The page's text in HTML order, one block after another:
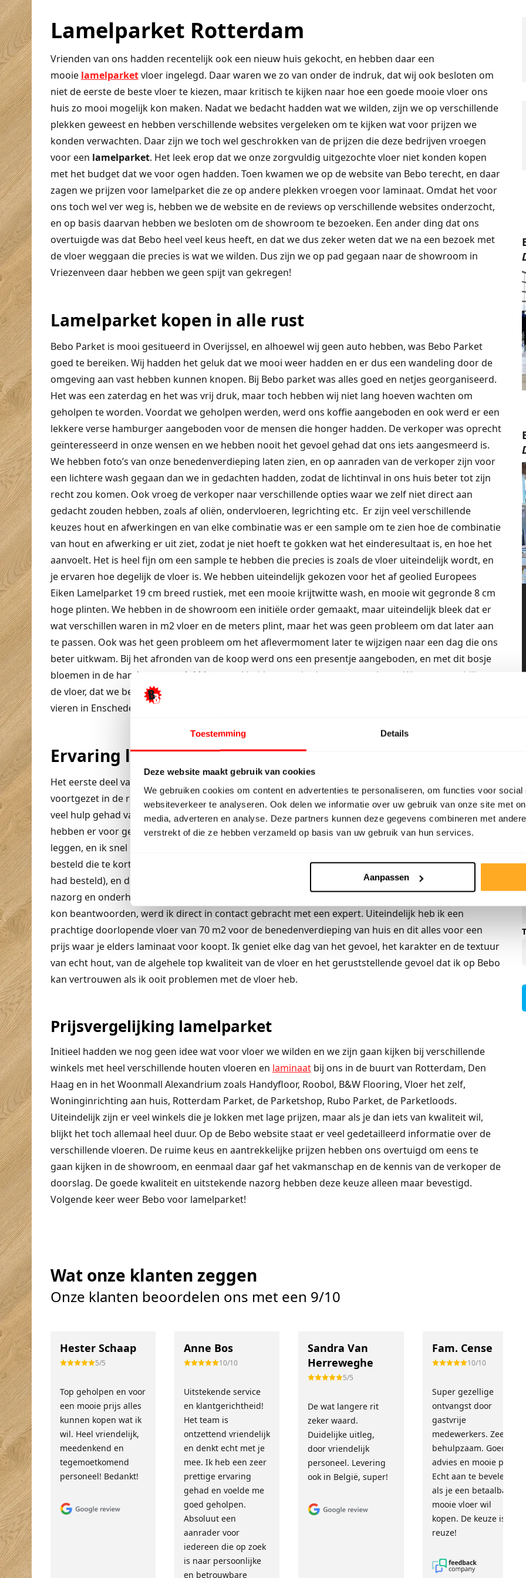
Toestemming Details
Deze website maakt gebruik van cookies
We gebruiken cookies om content en advertenties te personaliseren, om functies voor social
websiteverkeer te analyseren. Ook delen we informatie over uw gebruik van onze site met
media, adverteren en analyse. Deze partners kunnen deze gegevens combineren met
verstrekt of die ze hebben verzameld op basis van uw gebruik van hun services.
Aanpassen
Lamelparket Rotterdam
Vrienden van ons hadden recentelijk ook een nieuw huis gekocht, en hebben daar een
mooie lamelparketvloer ingelegd. Daar waren we zo van onder de indruk, dat wij ook besloten om
niet de eerste de beste vloer te kiezen, maar kritisch te kijken naar hoe een goede mooie vloer ons
huis zo mooi mogelijk kon maken. Nadat we bedacht hadden wat we wilden, zijn we op verschillende
plekken geweest en hebben verschillende websites vergeleken om te kijken wat voor prijzen we
konden verwachten. Daar zijn we toch wel geschrokken van de prijzen die deze bedrijven vroegen
voor een lamelparket. Het leek erop dat we onze zorgvuldig uitgezochte vloer niet konden kopen
met het budget dat we voor ogen hadden. Toen kwamen we op de website van Bebo terecht, en daar
zagen we prijzen voor lamelparket die ze op andere plekken vroegen voor laminaat. Omdat het voor
ons toch wel ver weg is, hebben we de website en de reviews op verschillende websites onderzocht,
en op basis daarvan hebben we besloten om de showroom te bezoeken. Een ander ding dat ons
overtuigde was dat Bebo heel veel keus heeft, en dat we dus zeker weten dat we na een bezoek met
de vloer weggaan die precies is wat we wilden. Dus zijn we op pad gegaan naar de showroom in
Vriezenveen daar hebben we geen spijt van gekregen!
Lamelparket kopen in alle rust
Bebo Parket is mooi gesitueerd in Overijssel, en alhoewel wij geen auto hebben, was Bebo Parket
goed te bereiken. Wij hadden het geluk dat we mooi weer hadden en er dus een wandeling door de
omgeving aan vast hebben kunnen knopen. Bij Bebo parket was alles goed en netjes georganiseerd.
Het was een zaterdag en het was vrij druk, maar toch hebben wij niet lang hoeven wachten om
geholpen te worden. Voordat we geholpen werden, werd ons koffie aangeboden en ook werd er een
lekkere verse hamburger aangeboden voor de mensen die honger hadden. De verkoper was oprecht
geïnteresseerd in onze wensen en we hebben nooit het gevoel gehad dat ons iets aangesmeerd is.
We hebben foto’s van onze benedenverdieping laten zien, en op aanraden van de verkoper zijn voor
een lichtere wash gegaan dan we in gedachten hadden, zodat de lichtinval in ons huis beter tot zijn
recht zou komen. Ook vroeg de verkoper naar verschillende opties waar we zelf niet direct aan
gedacht zouden hebben, zoals af oliën, ondervloeren, legrichting etc. Er zijn veel verschillende
keuzes hout en afwerkingen en van elke combinatie was er een sample om te zien hoe de combinatie
van hout en afwerking er uit ziet, zodat je niet hoeft te gokken wat het einderesultaat is, en hoe het
aanvoelt. Het is heel fijn om een sample te hebben die precies is zoals de vloer uiteindelijk wordt, en
je ervaren hoe degelijk de vloer is. We hebben uiteindelijk gekozen voor het af geolied Europees
Eiken Lamelparket 19 cm breed rustiek, met een mooie krijtwitte wash, en mooie wit gegronde 8 cm
hoge plinten. We hebben in de showroom een initiële order gemaakt, maar uiteindelijk bleek dat er
wat verschillen waren in m2 vloer en de meters plint, maar het was geen probleem om dat later aan
te passen. Ook was het geen probleem om het aflevermoment later te wijzigen naar een dag die ons
beter uitkwam. Bij het afronden van de koop werd ons een presentje aangeboden, en met dit bosje
bloemen in de hand en een gelukkig gevoel hebben we de showroom verlaten. We waren zo blij met
de vloer, dat we besloten hebben onze reis te verlengen en de aankoop van onze vloer nog verder te
vieren in Enschede.
Ervaring lamelparket
Het eerste deel van de aankoop was al een goede ervaring en dit gevoel heeft zich alleen maar
voortgezet in de rest van het proces. Dit is de eerste keer dat ik zelf een vloer leg, en daarbij heb ik
veel hulp gehad van
Beboparket. De duidelijke bijgeleverde instructies en de tips van de verkoper
hebben er voor gezorgd dat ik (met wat hulp van vrienden en familie) de vloer snel heb kunnen
leggen, en ik snel beschikking had over mijn huis mét een mooie vloer. Ik had per ongeluk plinten
besteld die te kort waren voor mijn plan (ik had 12cm hoge plinten nodig, terwijl ik 8cm hoge plinten
had besteld), en deze heb ik heel makkelijk bij Bebo om kunnen wisselen. Ook enkele vragen over de
nazorg en onderhoud werden snel beantwoord en bij een enkele vraag over de vloer die Bebo niet
kon beantwoorden, werd ik direct in contact gebracht met een expert. Uiteindelijk heb ik een
prachtige doorlopende vloer van 70 m2 voor de benedenverdieping van huis en dit alles voor een
prijs waar je elders laminaat voor koopt. Ik geniet elke dag van het gevoel, het karakter en de textuur
van echt hout, van de algehele top kwaliteit van de vloer en het geruststellende gevoel dat ik op Bebo
kan vertrouwen als ik ooit problemen met de vloer heb.
Prijsvergelijking lamelparket
Initieel hadden we nog geen idee wat voor vloer we wilden en we zijn gaan kijken bij verschillende
winkels met heel verschillende houten vloeren en laminaatbij ons in de buurt van Rotterdam, Den
Haag en in het Woonmall Alexandrium zoals Handyfloor, Roobol, B&W Flooring, Vloer het zelf,
Woninginrichting aan huis, Rotterdam Parket, de Parketshop, Rubo Parket, de Parketloods.
Uiteindelijk zijn er veel winkels die je lokken met lage prijzen, maar als je dan iets van kwaliteit wil,
blijkt het toch allemaal heel duur. Op de Bebo website staat er veel gedetailleerd informatie over de
verschillende vloeren. De ruime keus en aantrekkelijke prijzen hebben ons overtuigd om eens te
gaan kijken in de showroom, en eenmaal daar gaf het vakmanschap en de kennis van de verkoper de
doorslag. De goede kwaliteit en uitstekende nazorg hebben deze keuze alleen maar bevestigd.
Volgende keer weer Bebo voor lamelparket!
Wat onze klanten zeggen
Onze klanten beoordelen ons met een 9/10
Hester Schaap
5/5
Top geholpen en voor
een mooie prijs alles
kunnen kopen wat ik
wil. Heel vriendelijk,
meedenkend en
tegemoetkomend
personeel! Bedankt!
Anne Bos
10/10
Uitstekende service
en klantgerichtheid!
Het team is
ontzettend vriendelijk
en denkt echt met je
mee. Ik heb een zeer
prettige ervaring
gehad en voelde me
goed geholpen.
Absoluut een
aanrader voor
iedereen die op zoek
is naar persoonlijke
en betrouwbare
Sandra Van
Herreweghe
5/5
De wat langere rit
zeker waard.
Duidelijke uitleg,
door vriendelijk
personeel. Levering
ook in België, super!
Fam. Cense
10/10
Super gezellige
ontvangst door
gastvrije
medewerkers. Zeer
behulpzaam. Goed
advies en mooie prijs.
Echt aan te bevelen
als je een betaalbare,
mooie vloer wil
kopen. De keuze is
reuze!